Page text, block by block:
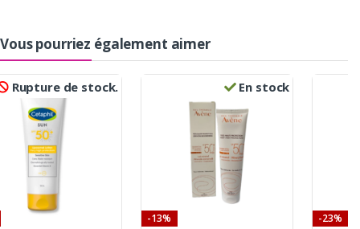
Vous pourriez également aimer
Rupture de stock. En stock
-13% -23%